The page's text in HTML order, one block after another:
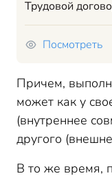
Трудовой
Посмотреть
Причем,
может как у
(внутреннее
другого
В то же время,